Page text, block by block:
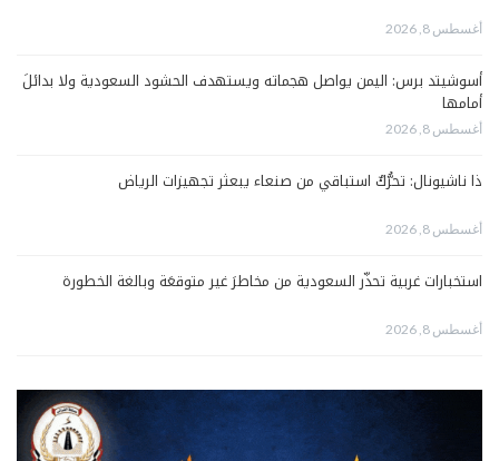
أغسطس 8, 2026
أسوشيتد برس: اليمن يواصل هجماته ويستهدف الحشود السعودية ولا بدائلَ
أمامها
أغسطس 8, 2026
ذا ناشيونال: تحرُّكٌ استباقي من صنعاء يبعثر تجهيزات الرياض
أغسطس 8, 2026
استخبارات غربية تحذّر السعودية من مخاطرَ غير متوقعَة وبالغة الخطورة
أغسطس 8, 2026